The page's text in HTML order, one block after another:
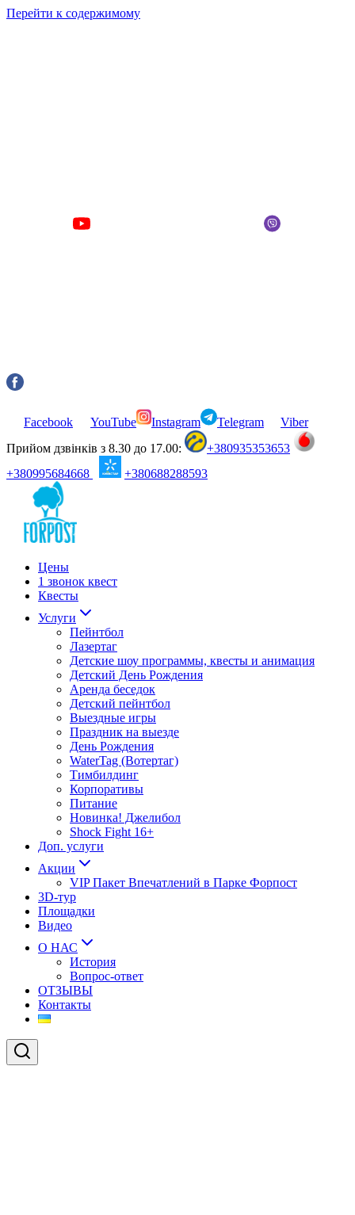
Перейти к содержимому
Facebook YouTube Instagram Telegram
Viber
Прийом дзвінків з 8.30 до 17.00:
+380935353653
+380995684668
+380688288593
Цены
1 звонок квест
Квесты
Услуги
Пейнтбол
Лазертаг
Детские шоу программы, квесты и анимация
Детский День Рождения
Аренда беседок
Детский пейнтбол
Выездные игры
Праздник на выезде
День Рождения
WaterTag (Вотертаг)
Тимбилдинг
Корпоративы
Питание
Новинка! Джелибол
Shock Fight 16+
Доп. услуги
Акции
VIP Пакет Впечатлений в Парке Форпост
3D-тур
Площадки
Видео
О НАС
История
Вопрос-ответ
ОТЗЫВЫ
Контакты